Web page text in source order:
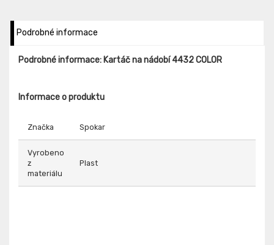
Podrobné informace
Podrobné informace: Kartáč na nádobí 4432 COLOR
Informace o produktu
Značka Spokar
Vyrobeno
z
materiálu
Plast